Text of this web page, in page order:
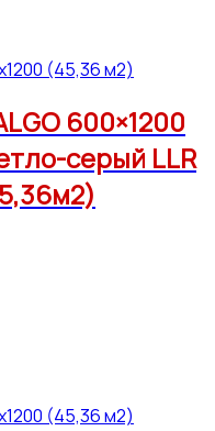
(45,36 м2)
600×1200
серый LLR
(45,36 м2)